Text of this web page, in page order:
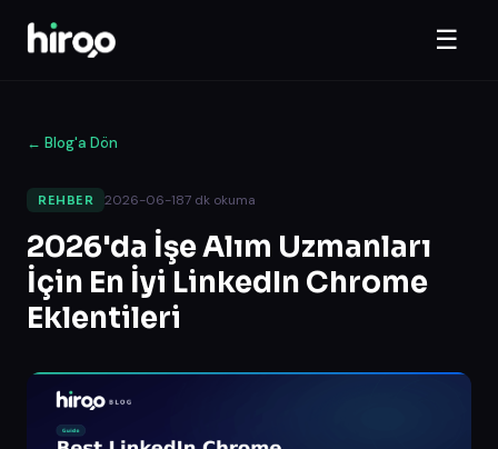
☰
← Blog'a Dön
REHBER 2026-06-187 dk okuma
2026'da İşe Alım Uzmanları
İçin En İyi LinkedIn Chrome
Eklentileri